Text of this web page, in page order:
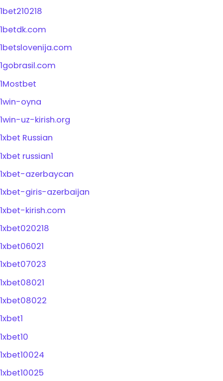
1bet210218
1betdk.com
1betslovenija.com
1gobrasil.com
1Mostbet
1win-oyna
1win-uz-kirish.org
1xbet Russian
1xbet russian1
1xbet-azerbaycan
1xbet-giris-azerbaijan
1xbet-kirish.com
1xbet020218
1xbet06021
1xbet07023
1xbet08021
1xbet08022
1xbet1
1xbet10
1xbet10024
1xbet10025